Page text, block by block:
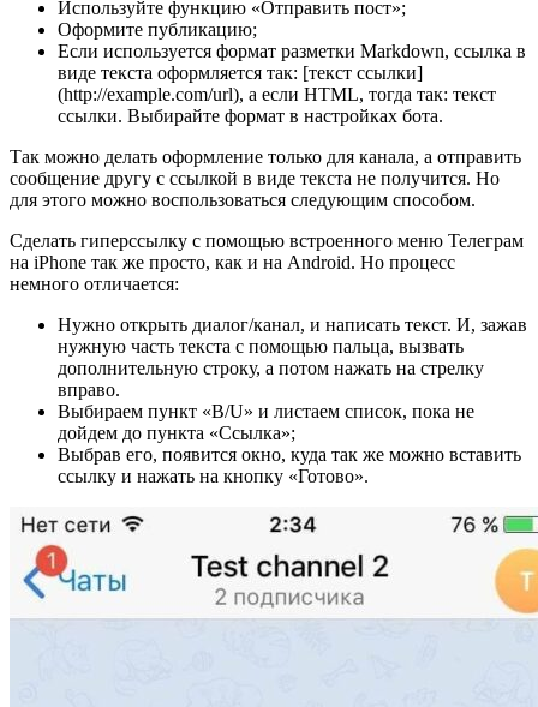
Используйте функцию «Отправить пост»;
Оформите публикацию;
Если используется формат разметки Markdown, ссылка в
виде текста оформляется так: [текст ссылки]
(http://example.com/url), а если HTML, тогда так: текст
ссылки. Выбирайте формат в настройках бота.
Так можно делать оформление только для канала, а отправить
сообщение другу с ссылкой в виде текста не получится. Но
для этого можно воспользоваться следующим способом.
Сделать гиперссылку с помощью встроенного меню Телеграм
на iPhone так же просто, как и на Android. Но процесс
немного отличается:
Нужно открыть диалог/канал, и написать текст. И, зажав
нужную часть текста с помощью пальца, вызвать
дополнительную строку, а потом нажать на стрелку
вправо.
Выбираем пункт «B/U» и листаем список, пока не
дойдем до пункта «Ссылка»;
Выбрав его, появится окно, куда так же можно вставить
ссылку и нажать на кнопку «Готово».